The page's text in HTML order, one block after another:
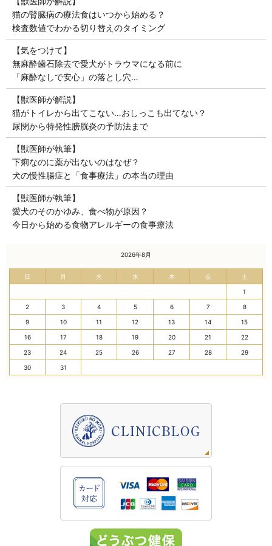
猫の腎臓病の療法食はいつから始める？
検査数値でわかる切り替えのタイミング
【気をつけて】
無麻酔歯石除去で愛犬がトラウマになる前に
「麻酔なしで安心」の落とし穴…
【獣医師が解説】
猫がトイレから出てこない…おしっこも出てない？
尿閉から特発性膀胱炎の予防法まで
【獣医師が執筆】
下痢なのに薬が出ないのはなぜ？
犬の慢性腸症と「食事療法」の本当の理由
【獣医師が執筆】
愛犬のそのかゆみ、食べ物が原因？
今日から始める食物アレルギーの食事療法
2026年8月
日 月 火 水 木 金 土
1
2 3 4 5 6 7 8
9 10 11 12 13 14 15
16 17 18 19 20 21 22
23 24 25 26 27 28 29
30 31